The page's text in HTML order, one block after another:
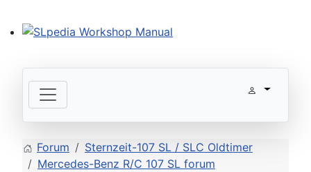
Forum
Sternzeit-107 SL / SLC Oldtimer
Mercedes-Benz R/C 107 SL forum